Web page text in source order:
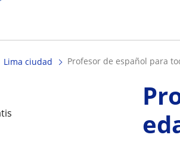
Lima ciudad profesor de español para